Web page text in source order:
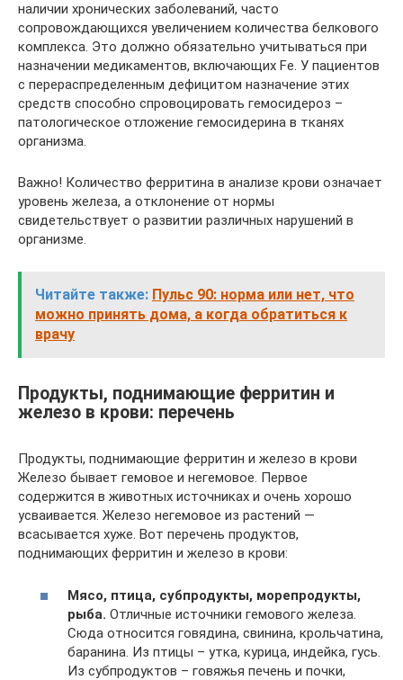
наличии хронических заболеваний, часто
сопровождающихся увеличением количества белкового
комплекса. Это должно обязательно учитываться при
назначении медикаментов, включающих Fe. У пациентов
с перераспределенным дефицитом назначение этих
средств способно спровоцировать гемосидероз –
патологическое отложение гемосидерина в тканях
организма.
Важно! Количество ферритина в анализе крови означает
уровень железа, а отклонение от нормы
свидетельствует о развитии различных нарушений в
организме.
Читайте также: Пульс 90: норма или нет, что
можно принять дома, а когда обратиться к
врачу
Продукты, поднимающие ферритин и
железо в крови: перечень
Продукты, поднимающие ферритин и железо в крови
Железо бывает гемовое и негемовое. Первое
содержится в животных источниках и очень хорошо
усваивается. Железо негемовое из растений —
всасывается хуже. Вот перечень продуктов,
поднимающих ферритин и железо в крови:
Мясо, птица, субпродукты, морепродукты,
рыба. Отличные источники гемового железа.
Сюда относится говядина, свинина, крольчатина,
баранина. Из птицы – утка, курица, индейка, гусь.
Из субпродуктов – говяжья печень и почки,